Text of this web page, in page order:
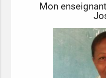
Mon